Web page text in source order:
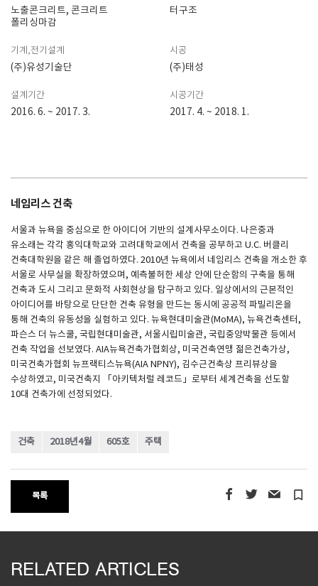
노출콘크리트, 콘크리트
폴리싱마감
터구조
기계,전기설계
(주)유성기술단
시공
(주)태성
설계기간
2016. 6. ~ 2017. 3.
시공기간
2017. 4. ~ 2018. 1.
네임리스 건축
서울과 뉴욕을 중심으로 한 아이디어 기반의 설계사무소이다. 나은중과
유소래는 각각 홍익대학교와 고려대학교에서 건축을 공부하고 U.C. 버클리
건축대학원을 같은 해 졸업하였다. 2010년 뉴욕에서 네임리스 건축을 개소한 후
서울로 사무실을 확장하였으며, 예측불허한 세상 안에 단순함의 구축을 통해
건축과 도시 그리고 문화적 사회현상을 탐구하고 있다. 일상에서의 근본적인
아이디어를 바탕으로 단단한 건축 유형을 만드는 동시에 공공적 파빌리온을
통해 건축의 유동성을 실험하고 있다. 뉴욕현대미술관(MoMA), 뉴욕건축센터,
파슨스 더 뉴스쿨, 국립현대미술관, 서울시립미술관, 국립중앙박물관 등에서
건축 작업을 선보였다. AIA뉴욕건축가협회상, 미국건축연맹 젊은건축가상,
미국건축가협회 뉴프랙티스뉴욕(AIA NPNY), 김수근건축상 프리뷰상을
수상하였고, 미국건축지 「아키텍처럴 레코드」로부터 세계건축을 선도할
10대 건축가에 선정되었다.
건축 2018년4월 605호 주택
목록 turned_in_not
RELATED ARTICLES